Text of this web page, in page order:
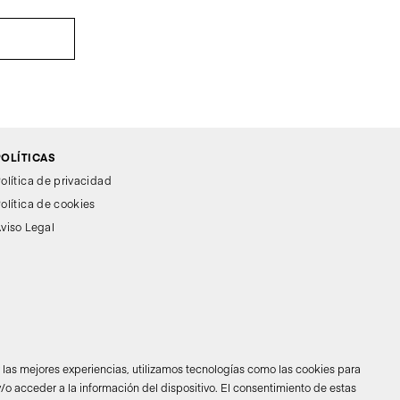
las mejores experiencias, utilizamos tecnologías como las cookies para
o acceder a la información del dispositivo. El consentimiento de estas
de privacidad
de cookies
Legal